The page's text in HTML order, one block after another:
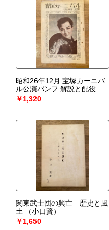
昭和26年12月 宝塚カーニバ
ル公演パンフ 解説と配役
￥1,320
関東武士団の興亡 歴史と風
土
（小口賢）
￥1,650